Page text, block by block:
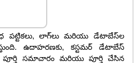
పట్టికలు, లాగ్‌లు మరియు డేటాబేస్‌ల
ఉదాహరణకు, కస్టమర్ డేటాబేస్
పూర్తి సమాచారం మరియు పూర్తి చేసిన